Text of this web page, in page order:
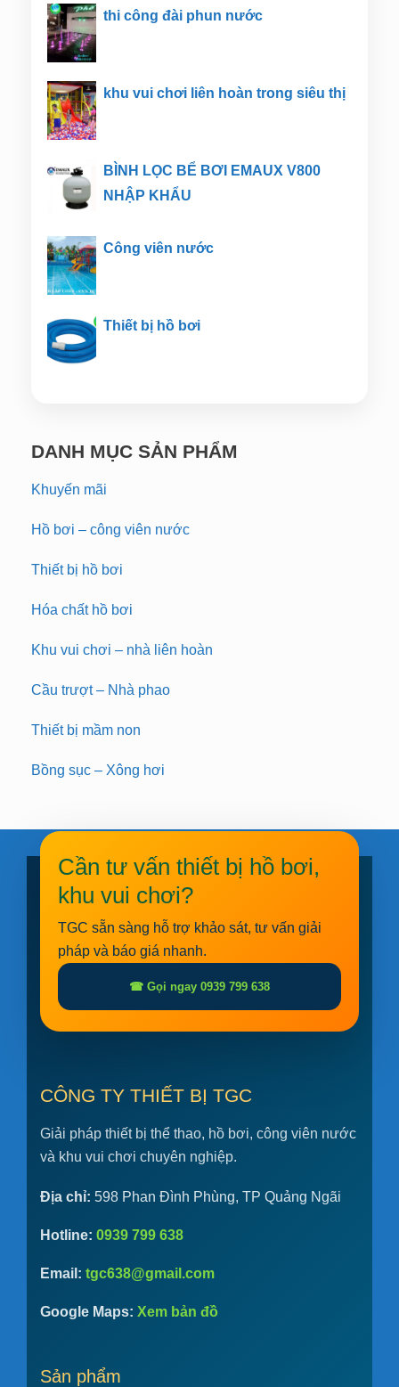
thi công đài phun nước
khu vui chơi liên hoàn trong siêu thị
BÌNH LỌC BỂ BƠI EMAUX V800
NHẬP KHẨU
Công viên nước
Thiết bị hồ bơi
DANH MỤC SẢN PHẨM
Khuyến mãi
Hồ bơi – công viên nước
Thiết bị hồ bơi
Hóa chất hồ bơi
Khu vui chơi – nhà liên hoàn
Cầu trượt – Nhà phao
Thiết bị mầm non
Bồng sục – Xông hơi
Cần tư vấn thiết bị hồ bơi,
khu vui chơi?
TGC sẵn sàng hỗ trợ khảo sát, tư vấn giải
pháp và báo giá nhanh.
☎ Gọi ngay 0939 799 638
CÔNG TY THIẾT BỊ TGC
Giải pháp thiết bị thể thao, hồ bơi, công viên nước
và khu vui chơi chuyên nghiệp.
Địa chỉ: 598 Phan Đình Phùng, TP Quảng Ngãi
Hotline: 0939 799 638
Email: tgc638@gmail.com
Google Maps: Xem bản đồ
Sản phẩm